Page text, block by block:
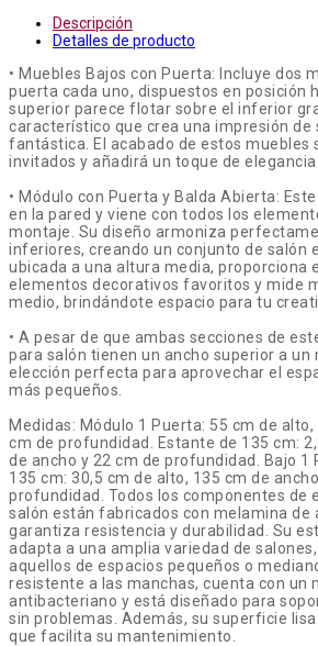
Descripción
Detalles de producto
• Muebles Bajos con Puerta: Incluye dos
puerta cada uno, dispuestos en posición
superior parece flotar sobre el inferior
característico que crea una impresión de
fantástica. El acabado de estos muebles
invitados y añadirá un toque de elegancia
• Módulo con Puerta y Balda Abierta:
en la pared y viene con todos los
montaje. Su diseño armoniza
inferiores, creando un conjunto de salón
ubicada a una altura media, proporciona
elementos decorativos favoritos y mide
medio, brindándote espacio para tu
• A pesar de que ambas secciones de
para salón tienen un ancho superior a un
elección perfecta para aprovechar el
más pequeños.
Medidas: Módulo 1 Puerta: 55 cm de
cm de profundidad. Estante de 135 cm:
de ancho y 22 cm de profundidad. Bajo 1
135 cm: 30,5 cm de alto, 135 cm de
profundidad. Todos los componentes de
salón están fabricados con melamina de
garantiza resistencia y durabilidad. Su
adapta a una amplia variedad de
aquellos de espacios pequeños o
resistente a las manchas, cuenta con un
antibacteriano y está diseñado para
sin problemas. Además, su superficie
que facilita su mantenimiento.